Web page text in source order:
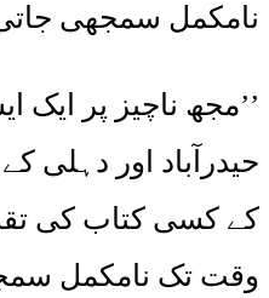
نامکمل سمجھی
’’مجھ ناچیز پر ایک
حیدرآباد اور دہلی
کے کسی کتاب کی
وقت تک نامکمل